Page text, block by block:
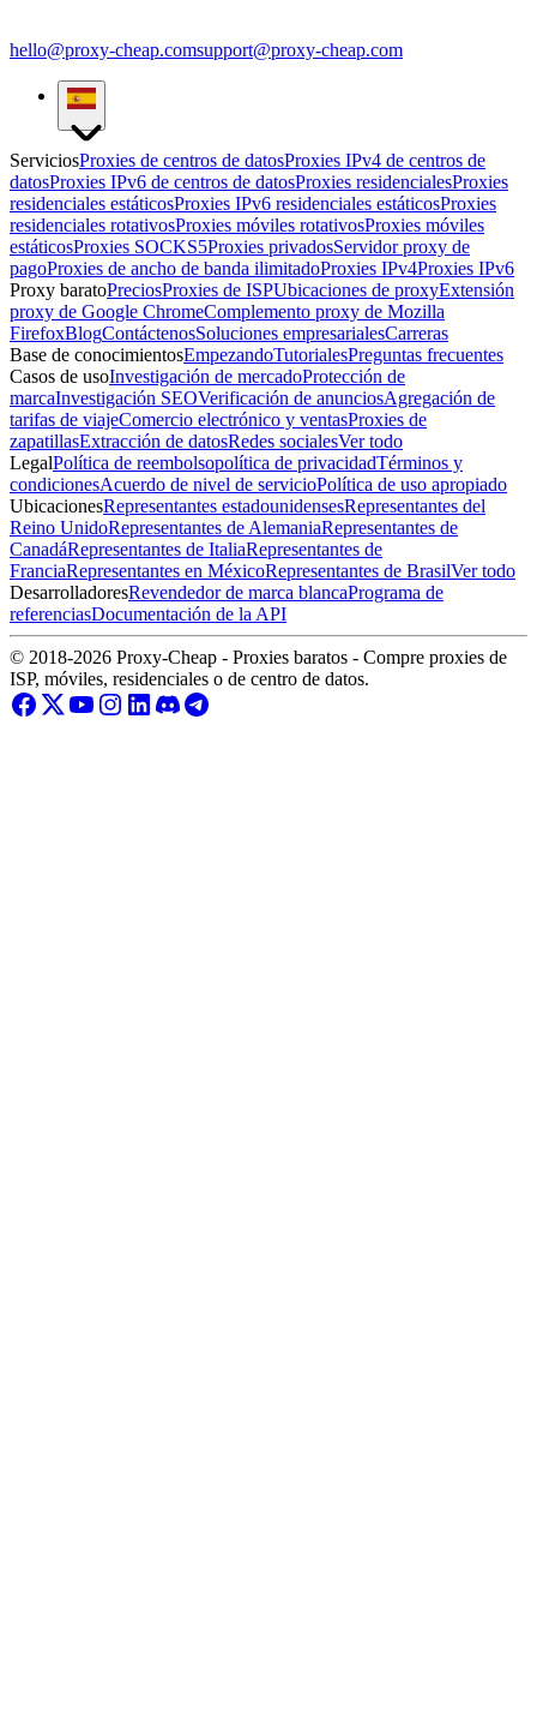
hello@proxy-cheap.comsupport@proxy-cheap.com
ServiciosProxies de centros de datosProxies IPv4 de centros de
datosProxies IPv6 de centros de datosProxies residencialesProxies
residenciales estáticosProxies IPv6 residenciales estáticosProxies
residenciales rotativosProxies móviles rotativosProxies móviles
estáticosProxies SOCKS5Proxies privadosServidor proxy de
pagoProxies de ancho de banda ilimitadoProxies IPv4Proxies IPv6
Proxy baratoPreciosProxies de ISPUbicaciones de proxyExtensión
proxy de Google ChromeComplemento proxy de Mozilla
FirefoxBlogContáctenosSoluciones empresarialesCarreras
Base de conocimientosEmpezandoTutorialesPreguntas frecuentes
Casos de usoInvestigación de mercadoProtección de
marcaInvestigación SEOVerificación de anunciosAgregación de
tarifas de viajeComercio electrónico y ventasProxies de
zapatillasExtracción de datosRedes socialesVer todo
LegalPolítica de reembolsopolítica de privacidadTérminos y
condicionesAcuerdo de nivel de servicioPolítica de uso apropiado
UbicacionesRepresentantes estadounidensesRepresentantes del
Reino UnidoRepresentantes de AlemaniaRepresentantes de
CanadáRepresentantes de ItaliaRepresentantes de
FranciaRepresentantes en MéxicoRepresentantes de BrasilVer todo
DesarrolladoresRevendedor de marca blancaPrograma de
referenciasDocumentación de la API
© 2018-2026 Proxy-Cheap - Proxies baratos - Compre proxies de
ISP, móviles, residenciales o de centro de datos.